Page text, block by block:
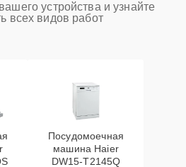
устройства и узнайте
всех видов работ
Посудомоечная
машина Haier
DW15-T2145Q